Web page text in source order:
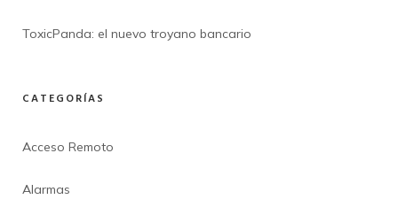
ToxicPanda: el nuevo troyano bancario
CATEGORÍAS
Acceso Remoto
Alarmas